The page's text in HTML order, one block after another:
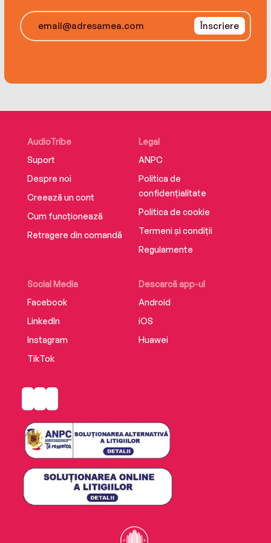
Înscriere
AudioTribe
Suport
Despre noi
Creează un cont
Cum funcționează
Retragere din comandă
Social Media
Facebook
LinkedIn
Instagram
TikTok
Descarcă app-ul
Android
iOS
Huawei
Legal
ANPC
Politica de
confidențialitate
Politica de cookie
Termeni și condiții
Regulamente